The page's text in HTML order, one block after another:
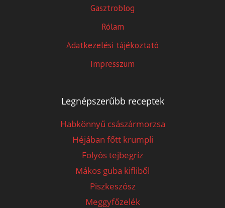
Gasztroblog
Rólam
Adatkezelési tájékoztató
Impresszum
Legnépszerűbb receptek
Habkönnyű császármorzsa
Héjában főtt krumpli
Folyós tejbegríz
Mákos guba kifliből
Piszkeszósz
Meggyfőzelék